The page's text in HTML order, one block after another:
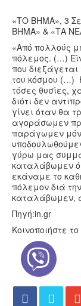
«ΤΟ ΒΗΜΑ», 3
ΒΗΜΑ» & «ΤΑ
«Από πολλούς
πόλεμος. (…)
που
του κόσμου (…)
τόσες θυσίες,
διότι δεν
γίνει όταν θα
αγοράσωμεν
παράγωμεν
γύρω μας
καταλάβωμεν
εκάναμε το
πόλεμον διά
καταλάβωμεν,
Πηγή:in.gr
Κοινοποιήστε